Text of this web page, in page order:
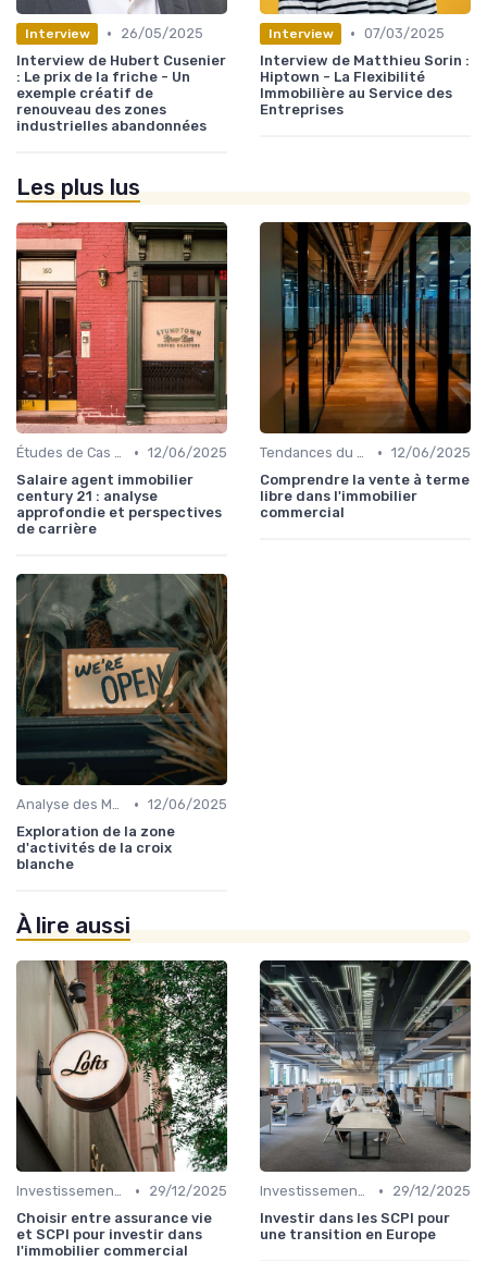
Interview •
26/05/2025
Interview de Hubert Cusenier
: Le prix de la friche - Un
exemple créatif de
renouveau des zones
industrielles abandonnées
Interview • 07/03/2025
Interview de Matthieu Sorin :
Hiptown - La Flexibilité
Immobilière au Service des
Entreprises
Les plus lus
Études de Cas et Exemples de Réussite • 12/06/2025
Salaire agent immobilier
century 21 : analyse
approfondie et perspectives
de carrière
Tendances du Marché Immobilier Commercial • 12/06/2025
Comprendre la vente à terme
libre dans l'immobilier
commercial
Analyse des Marchés Locaux et Globaux • 12/06/2025
Exploration de la zone
d'activités de la croix
blanche
À lire aussi
Investissements Immobiliers Stratégiques •
29/12/2025
Choisir entre assurance vie
et SCPI pour investir dans
l'immobilier commercial
Investissements Immobiliers Stratégiques •
29/12/2025
Investir dans les SCPI pour
une transition en Europe